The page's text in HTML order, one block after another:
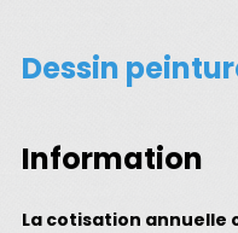
Dessin
Information
La cotisation annuelle